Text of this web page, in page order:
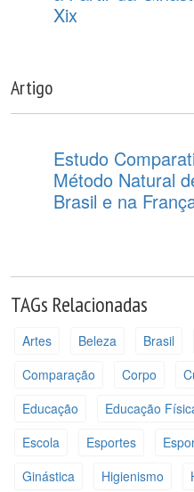
Xix
Artigo
Estudo
Método Natural
Brasil e na
TAGs Relacionadas
Artes Beleza Brasil
Comparação
Corpo
Educação
Educação
Escola
Esportes
Ginástica
Higienismo